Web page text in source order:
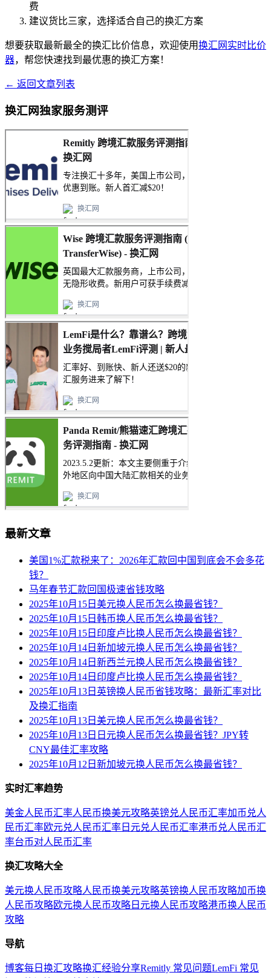
费
建议货比三家，选择适合自己的换汇方案
想要获取最新最全的换汇比价信息，欢迎使用换汇网实时比价
器，帮您快速找到最优惠的换汇方案！
← 返回文章列表
换汇网独家服务测评
最新文章
美国1%汇款税来了：2026年汇款回中国到底会不会多花
钱？
马年春节汇款回国极速省钱攻略
2025年10月15日美元换人民币怎么换最省钱？
2025年10月15日韩币换人民币怎么换最省钱？
2025年10月15日印度卢比换人民币怎么换最省钱？
2025年10月14日新加坡元换人民币怎么换最省钱？
2025年10月14日新西兰元换人民币怎么换最省钱？
2025年10月14日印度卢比换人民币怎么换最省钱？
2025年10月13日英镑换人民币省钱攻略：最新汇率对比
及换汇指南
2025年10月13日美元换人民币怎么换最省钱？
2025年10月13日日元换人民币怎么换最省钱？JPY转
CNY最佳汇率攻略
2025年10月12日新加坡元换人民币怎么换最省钱？
实时汇率趋势
美金人民币汇率人民币换美元攻略英镑兑人民币汇率加币兑人
民币汇率欧元兑人民币汇率 日元兑人民币汇率港币兑人民币汇
率台币对人民币汇率
换汇攻略大全
美元换人民币攻略人民币换美元攻略英镑换人民币攻略加币换
人民币攻略欧元换人民币攻略 日元换人民币攻略港币换人民币
攻略
导航
博客每日换汇攻略换汇经验分享Remitly 常见问题LemFi 常见